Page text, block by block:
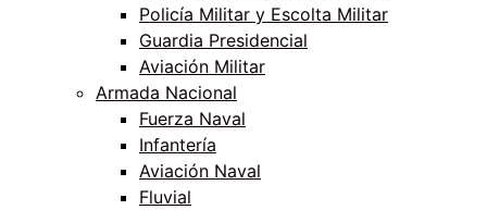
Policía Militar y Escolta Militar
Guardia Presidencial
Aviación Militar
Armada Nacional
Fuerza Naval
Infantería
Aviación Naval
Fluvial